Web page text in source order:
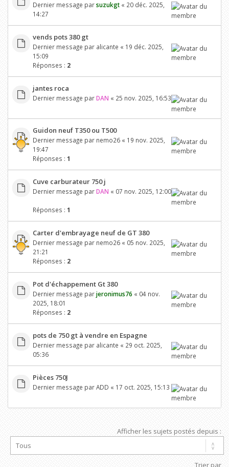
Dernier message parsuzukgt« 20 déc. 2025,
14:27
vends pots 380 gt
Dernier message par alicante « 19 déc. 2025,
15:09
Réponses : 2
jantes roca
Dernier message parDAN « 25 nov. 2025, 16:53
Guidon neuf T350 ou T500
Dernier message par nemo26« 19 nov. 2025,
19:47
Réponses : 1
Cuve carburateur 750 j
Dernier message parDAN « 07 nov. 2025, 12:00
Réponses : 1
Carter d'embrayage neuf de GT 380
Dernier message par nemo26« 05 nov. 2025,
21:21
Réponses : 2
Pot d'échappement Gt 380
Dernier message parjeronimus76 « 04 nov.
2025, 18:01
Réponses : 2
pots de 750 gt à vendre en Espagne
Dernier message par alicante « 29 oct. 2025,
05:36
Pièces 750J
Dernier message parADD « 17 oct. 2025, 15:13
Afficher les sujets postés depuis :
Trier par